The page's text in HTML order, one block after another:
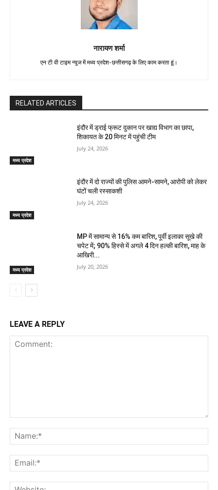
नारायण शर्मा
एन टी वी टाइम न्यूज में मध्य प्रदेश-छत्तीसगढ़ के लिए काम करता हूं।
RELATED ARTICLES
मध्य प्रदेश
इंदौर में ड्राई फ्रूट दुकान पर खाद्य विभाग का छापा,
शिकायत के 20 मिनट में पहुंची टीम
July 24, 2026
मध्य प्रदेश
इंदौर में दो राज्यों की पुलिस आमने-सामने, आरोपी को लेकर
घंटों चली रस्साकशी
July 24, 2026
मध्य प्रदेश
MP में सामान्य से 16% कम बारिश, पूर्वी इलाका सूखे की
चपेट में; 90% हिस्से में अगले 4 दिन हल्की बारिश, माह के
आखिरी...
July 20, 2026
LEAVE A REPLY